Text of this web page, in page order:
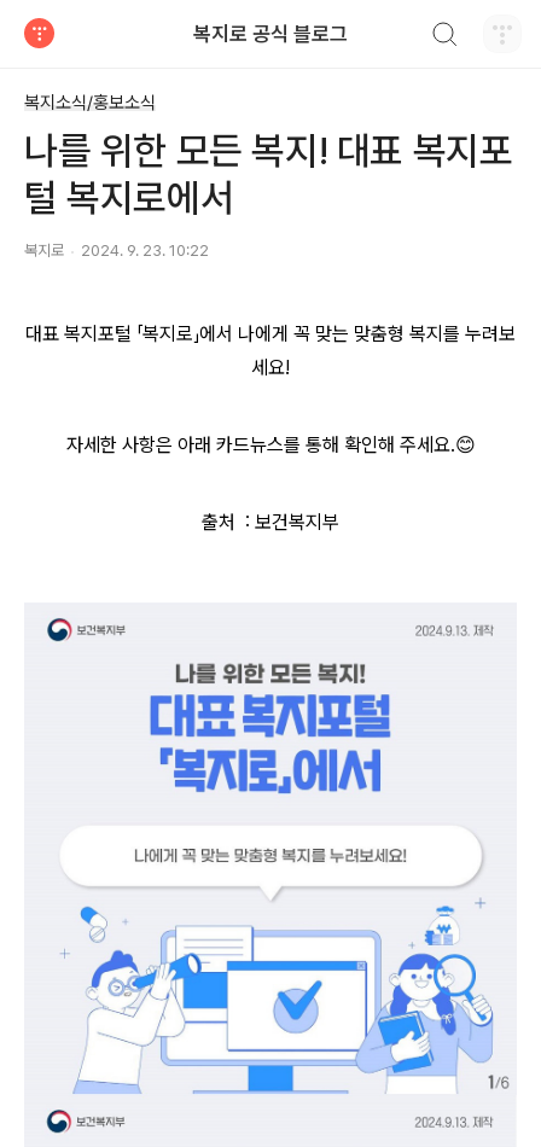
복지로 공식 블로그
복지소식/홍보소식
나를 위한 모든 복지! 대표 복지포
털 복지로에서
복지로 2024. 9. 23. 10:22
대표 복지포털 「복지로」에서 나에게 꼭 맞는 맞춤형 복지를 누려보
세요!
자세한 사항은 아래 카드뉴스를 통해 확인해 주세요.😊
출처 : 보건복지부